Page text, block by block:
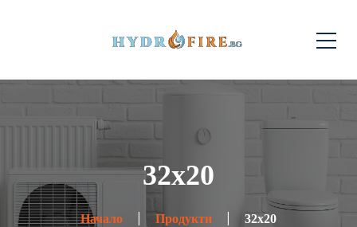
32x20
Начало Продукти 32x20